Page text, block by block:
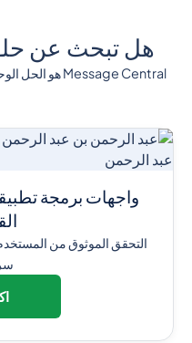
هل تبحث عن
Message Central هو الحل الوحيد لاحتياجات الاتصال الكاملة للشركة.
واجهات برمجة
التحقق الموثوق من